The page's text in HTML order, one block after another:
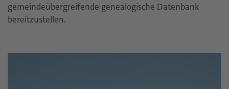
gemeindeübergreifende genealogische Datenbank
bereitzustellen.